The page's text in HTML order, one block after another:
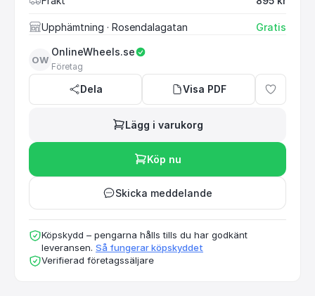
Upphämtning · Rosendalagatan Gratis
OW
OnlineWheels.se
Företag
Dela Visa PDF
Lägg i varukorg
Köp nu
Skicka meddelande
Köpskydd – pengarna hålls tills du har godkänt
leveransen. Så fungerar köpskyddet
Verifierad företagssäljare